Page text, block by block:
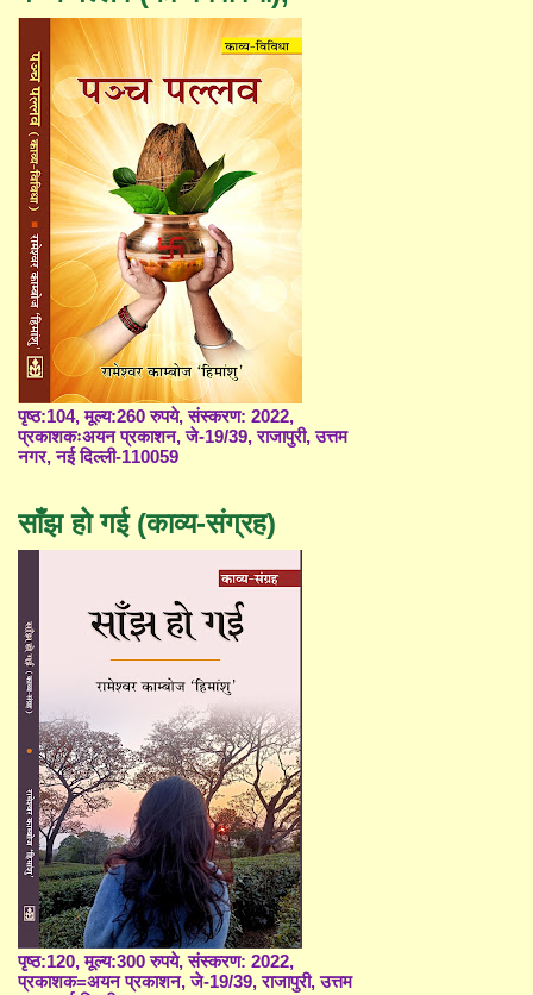
पृष्ठ:104, मूल्य:260 रुपये, संस्करण: 2022,
प्रकाशकःअयन प्रकाशन, जे-19/39, राजापुरी, उत्तम
नगर, नई दिल्ली-110059
साँझ हो गई (काव्य-संग्रह)
पृष्ठ:120, मूल्य:300 रुपये, संस्करण: 2022,
प्रकाशक=अयन प्रकाशन, जे-19/39, राजापुरी, उत्तम